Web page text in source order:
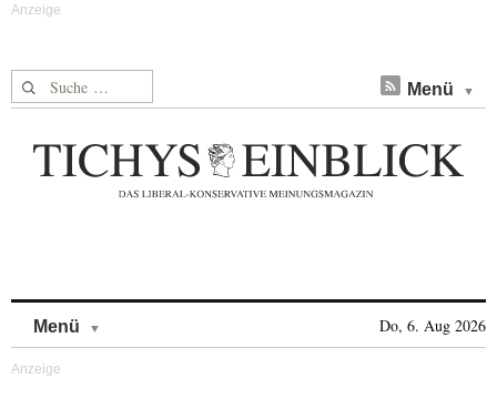
Suche nach: Menü
Menü Do, 6. Aug 2026